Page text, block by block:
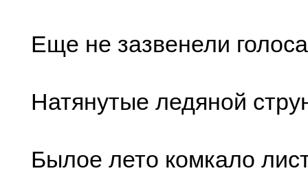
Еще не зазвенели
Натянутые ледяной
Былое лето комкало